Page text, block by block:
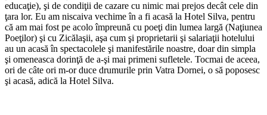
educaţie), şi de condiţii de cazare cu nimic mai prejos decât cele din
ţara lor. Eu am niscaiva vechime în a fi acasă la Hotel Silva, pentru
că am mai fost pe acolo împreună cu poeţi din lumea largă (Naţiunea
Poeţilor) şi cu Zicălaşii, aşa cum şi proprietarii şi salariaţii hotelului
au un acasă în spectacolele şi manifestările noastre, doar din simpla
şi omeneasca dorinţă de a-şi mai primeni sufletele. Tocmai de aceea,
ori de câte ori m-or duce drumurile prin Vatra Dornei, o să poposesc
şi acasă, adică la Hotel Silva.